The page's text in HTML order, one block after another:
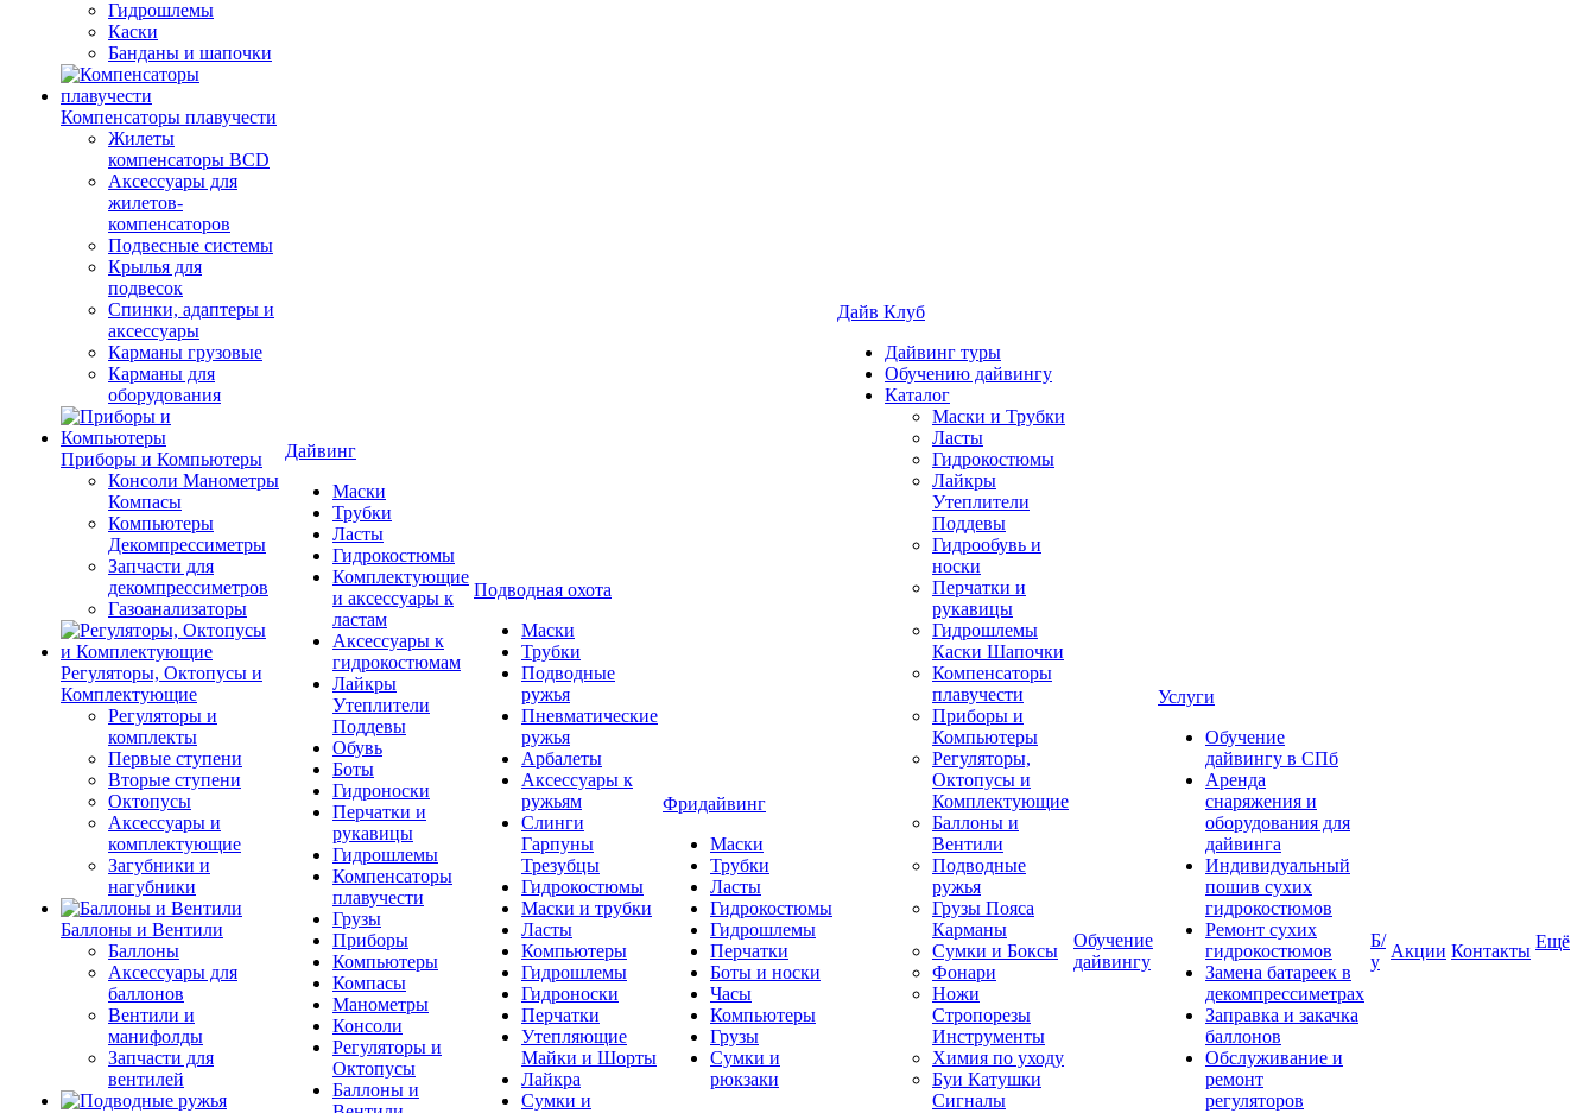
Гидрошлемы
Каски
Банданы и шапочки
Компенсаторы плавучести
Жилеты
компенсаторы BCD
Аксессуары для
жилетов-
компенсаторов
Подвесные системы
Крылья для
подвесок
Спинки, адаптеры и
аксессуары
Карманы грузовые
Карманы для
оборудования
Приборы и Компьютеры
Консоли Манометры
Компасы
Компьютеры
Декомпрессиметры
Запчасти для
декомпрессиметров
Газоанализаторы
Регуляторы, Октопусы и
Комплектующие
Регуляторы и
комплекты
Первые ступени
Вторые ступени
Октопусы
Аксессуары и
комплектующие
Загубники и
нагубники
Баллоны и Вентили
Баллоны
Аксессуары для
баллонов
Вентили и
манифолды
Запчасти для
вентилей
Дайвинг
Маски
Трубки
Ласты
Гидрокостюмы
Комплектующие
и аксессуары к
ластам
Аксессуары к
гидрокостюмам
Лайкры
Утеплители
Поддевы
Обувь
Боты
Гидроноски
Перчатки и
рукавицы
Гидрошлемы
Компенсаторы
плавучести
Грузы
Приборы
Компьютеры
Компасы
Манометры
Консоли
Регуляторы и
Октопусы
Баллоны и
Подводная охота
Маски
Трубки
Подводные
ружья
Пневматические
ружья
Арбалеты
Аксессуары к
ружьям
Слинги
Гарпуны
Трезубцы
Гидрокостюмы
Маски и трубки
Ласты
Компьютеры
Гидрошлемы
Гидроноски
Перчатки
Утепляющие
Майки и Шорты
Лайкра
Сумки и
Фридайвинг
Маски
Трубки
Ласты
Гидрокостюмы
Гидрошлемы
Перчатки
Боты и носки
Часы
Компьютеры
Грузы
Сумки и
рюкзаки
Дайв Клуб
Дайвинг туры
Обучению дайвингу
Каталог
Маски и Трубки
Ласты
Гидрокостюмы
Лайкры
Утеплители
Поддевы
Гидрообувь и
носки
Перчатки и
рукавицы
Гидрошлемы
Каски Шапочки
Компенсаторы
плавучести
Приборы и
Компьютеры
Регуляторы,
Октопусы и
Комплектующие
Баллоны и
Вентили
Подводные
ружья
Грузы Пояса
Карманы
Сумки и Боксы
Фонари
Ножи
Стропорезы
Инструменты
Химия по уходу
Буи Катушки
Сигналы
Обучение
дайвингу
Услуги
Обучение
дайвингу в СПб
Аренда
снаряжения и
оборудования для
дайвинга
Индивидуальный
пошив сухих
гидрокостюмов
Ремонт сухих
гидрокостюмов
Замена батареек в
декомпрессиметрах
Заправка и закачка
баллонов
Обслуживание и
ремонт
регуляторов
Б/
у
Акции Контакты Ещё